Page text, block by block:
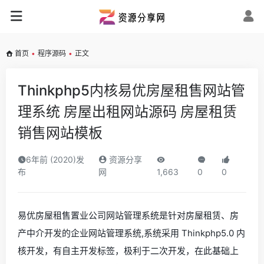
首页 • 程序源码 • 正文
Thinkphp5内核易优房屋租售网站管
理系统 房屋出租网站源码 房屋租赁
销售网站模板
6年前 (2020)发
布
资源分享
网
1,663 0 0
易优房屋租售置业公司网站管理系统是针对房屋租赁、房
产中介开发的企业网站管理系统,系统采用 Thinkphp5.0 内
核开发，有自主开发标签，极利于二次开发，在此基础上